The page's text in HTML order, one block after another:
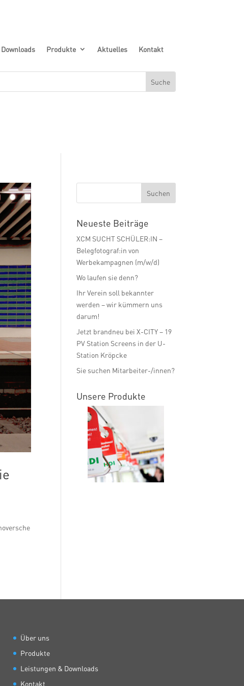
Produkte Aktuelles Kontakt
Neueste Beiträge
XCM SUCHT SCHÜLER:IN –
Belegfotograf:in von
Werbekampagnen (m/w/d)
Wo laufen sie denn?
Ihr Verein soll bekannter
werden – wir kümmern uns
darum!
Jetzt brandneu bei X-CITY – 19
PV Station Screens in der U-
Station Kröpcke
Sie suchen Mitarbeiter-/innen?
Unsere Produkte
Über uns
Produkte
Leistungen & Downloads
Kontakt